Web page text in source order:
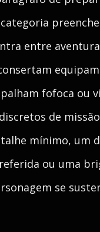
entre
fofoca ou
de
mínimo, um
ou uma
se